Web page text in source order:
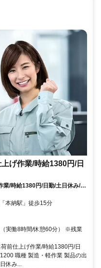
げ作業/時給1380円/日
業/時給1380円/日勤/土日休み/残
外房線「本納駅」徒歩15分
実働8時間/休憩60分） ※残業
前仕上げ作業/時給1380円/日
職種 製造・軽作業 製品の出
休み...